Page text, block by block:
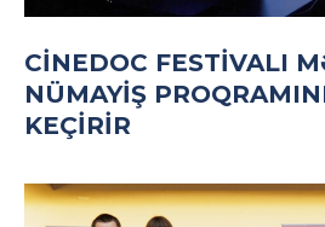
CINEDOC FESTIVALI
NÜMAYIŞ
KEÇIRIR